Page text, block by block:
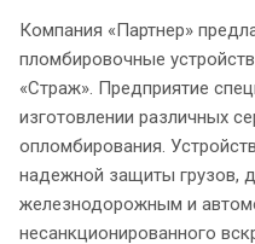
Компания «Партнер»
пломбировочные
«Страж». Предприятие
изготовлении различных
опломбирования.
надежной защиты грузов,
железнодорожным и
несанкционированного